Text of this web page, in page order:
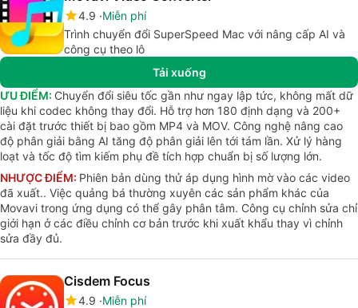
4.9 Miễn phí
Trình chuyển đổi SuperSpeed Mac với nâng cấp AI và
công cụ theo lô
Tải xuống
ƯU ĐIỂM: Chuyển đổi siêu tốc gần như ngay lập tức, không mất dữ
liệu khi codec không thay đổi. Hỗ trợ hơn 180 định dạng và 200+
cài đặt trước thiết bị bao gồm MP4 và MOV. Công nghệ nâng cao
độ phân giải bằng AI tăng độ phân giải lên tới tám lần. Xử lý hàng
loạt và tốc độ tìm kiếm phụ đề tích hợp chuẩn bị số lượng lớn.
NHƯỢC ĐIỂM: Phiên bản dùng thử áp dụng hình mờ vào các video
đã xuất.. Việc quảng bá thường xuyên các sản phẩm khác của
Movavi trong ứng dụng có thể gây phân tâm. Công cụ chỉnh sửa chỉ
giới hạn ở các điều chỉnh cơ bản trước khi xuất khẩu thay vì chỉnh
sửa đầy đủ.
Cisdem Focus
4.9 Miễn phí